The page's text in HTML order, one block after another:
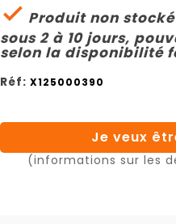
 Produit non
sous 2 à 10 jours,
selon la disponibilité
Réf: X125000390
Je veux
(informations sur les